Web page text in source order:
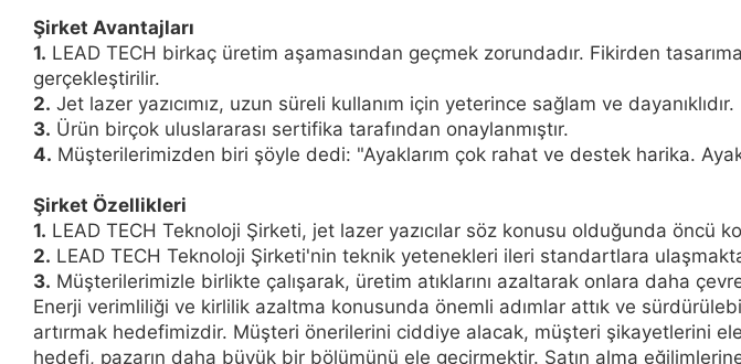
Şirket Avantajları
1. LEAD TECH birkaç üretim aşamasından geçmek zorundadır. Fikirden
gerçekleştirilir.
2. Jet lazer yazıcımız, uzun süreli kullanım için yeterince sağlam ve dayanıklıdır.
3. Ürün birçok uluslararası sertifika tarafından onaylanmıştır.
4. Müşterilerimizden biri şöyle dedi: "Ayaklarım çok rahat ve destek harika.
Şirket Özellikleri
1. LEAD TECH Teknoloji Şirketi, jet lazer yazıcılar söz konusu olduğunda öncü
2. LEAD TECH Teknoloji Şirketi'nin teknik yetenekleri ileri standartlara
3. Müşterilerimizle birlikte çalışarak, üretim atıklarını azaltarak onlara daha
Enerji verimliliği ve kirlilik azaltma konusunda önemli adımlar attık ve
artırmak hedefimizdir. Müşteri önerilerini ciddiye alacak, müşteri şikayetlerini
hedefi, pazarın daha büyük bir bölümünü ele geçirmektir. Satın alma